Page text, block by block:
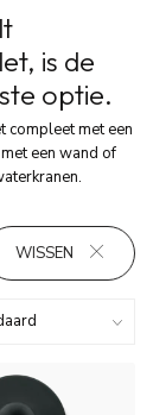
is de
optie.
compleet met een
een wand of
WISSEN